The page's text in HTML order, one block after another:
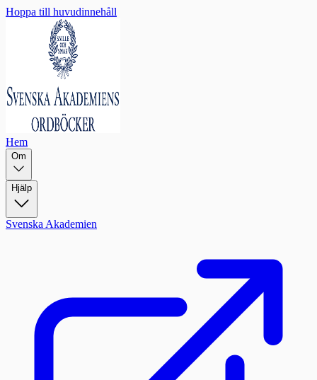
Hoppa till huvudinnehåll
Hem
Om
Hjälp
Svenska Akademien